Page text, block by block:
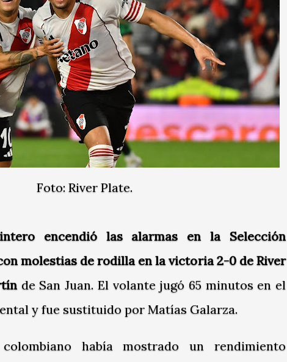
Foto: River Plate.
encendió las alarmas en la Selección
molestias de rodilla en la victoria 2-0 de River
de San Juan. El volante jugó 65 minutos en el
y fue sustituido por Matías Galarza.
había mostrado un rendimiento